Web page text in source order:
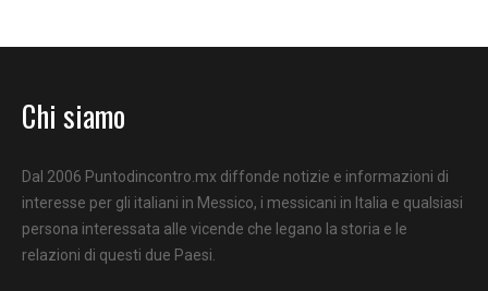
Chi siamo
Dal 2006 Puntodincontro.mx diffonde notizie e informazioni di
interesse per gli italiani in Messico, i messicani in Italia e qualsiasi
persona interessata alle vicende che legano la storia e le
relazioni di questi due Paesi.